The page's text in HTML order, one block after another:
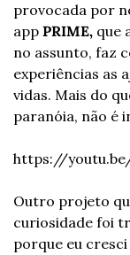
provocada por
app PRIME, que
no assunto, faz
experiências as
vidas. Mais do
paranóia, não é
https://
Outro projeto
curiosidade foi
porque eu